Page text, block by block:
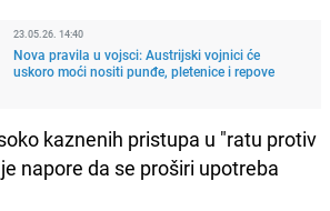
23.05.26. 14:40
Nova pravila u vojsci: Austrijski vojnici će
uskoro moći nositi punđe, pletenice i repove
kaznenih pristupa u "ratu protiv
napore da se proširi upotreba